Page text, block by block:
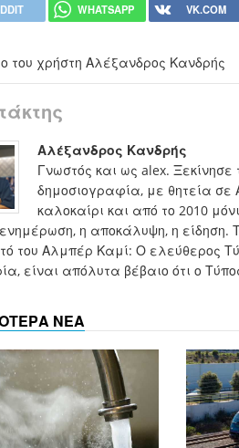
WHATSAPP VK.COM
του χρήστη Αλέξανδρος Κανδρής
Αλέξανδρος Κανδρής
Γνωστός και ως alex.
δημοσιογραφία, με θητεία σε
καλοκαίρι και από το 2010
ενημέρωση, η αποκάλυψη, η
του Αλμπέρ Καμί: Ο ελεύθερος
είναι απόλυτα βέβαιο ότι ο
ΝΕΑ